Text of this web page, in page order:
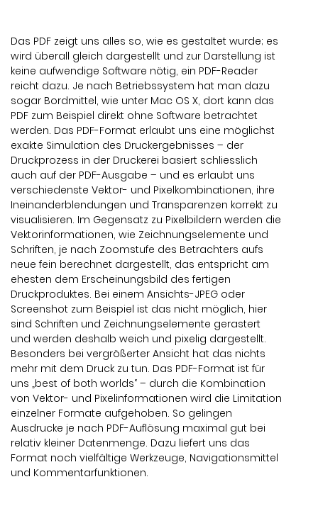
Das PDF zeigt uns alles so, wie es gestaltet wurde; es
wird überall gleich dargestellt und zur Darstellung ist
keine aufwendige Software nötig, ein PDF-Reader
reicht dazu. Je nach Betriebssystem hat man dazu
sogar Bordmittel, wie unter Mac OS X, dort kann das
PDF zum Beispiel direkt ohne Software betrachtet
werden. Das PDF-Format erlaubt uns eine möglichst
exakte Simulation des Druckergebnisses – der
Druckprozess in der Druckerei basiert schliesslich
auch auf der PDF-Ausgabe – und es erlaubt uns
verschiedenste Vektor- und Pixelkombinationen, ihre
Ineinanderblendungen und Transparenzen korrekt zu
visualisieren. Im Gegensatz zu Pixelbildern werden die
Vektorinformationen, wie Zeichnungselemente und
Schriften, je nach Zoomstufe des Betrachters aufs
neue fein berechnet dargestellt, das entspricht am
ehesten dem Erscheinungsbild des fertigen
Druckproduktes. Bei einem Ansichts-JPEG oder
Screenshot zum Beispiel ist das nicht möglich, hier
sind Schriften und Zeichnungselemente gerastert
und werden deshalb weich und pixelig dargestellt.
Besonders bei vergrößerter Ansicht hat das nichts
mehr mit dem Druck zu tun. Das PDF-Format ist für
uns „best of both worlds“ – durch die Kombination
von Vektor- und Pixelinformationen wird die Limitation
einzelner Formate aufgehoben. So gelingen
Ausdrucke je nach PDF-Auflösung maximal gut bei
relativ kleiner Datenmenge. Dazu liefert uns das
Format noch vielfältige Werkzeuge, Navigationsmittel
und Kommentarfunktionen.